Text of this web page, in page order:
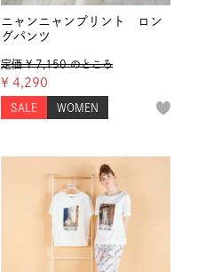
ニャンニャンプリント ロン
グパンツ
定価 ¥ 7,150 のところ
¥ 4,290
SALE WOMEN